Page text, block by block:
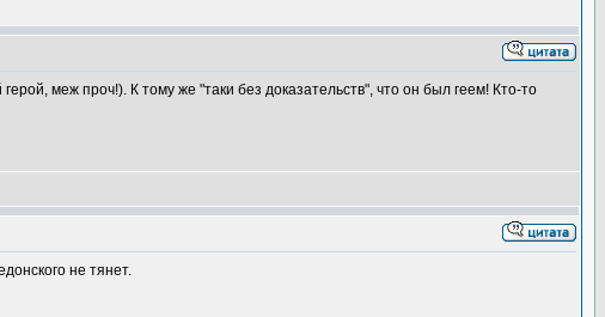
меж проч!). К тому же "таки без доказательств", что он был геем! Кто-то
не тянет.